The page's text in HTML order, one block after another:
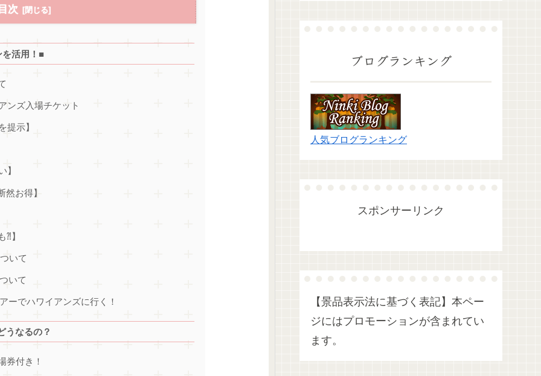
次
活用！■
ンズ入場チケット
提示】
】
お得】
】
いて
いて
ーでハワイアンズに行く！
うなるの？
券付き！
ブログランキング
人気ブログランキング
スポンサーリンク
【景品表示法に基づく表記】本ペー
ジにはプロモーションが含まれてい
ます。